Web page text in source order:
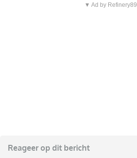
▼ Ad by Refinery89
Reageer op dit bericht